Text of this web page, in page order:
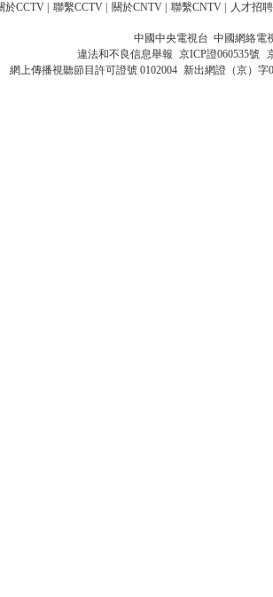
於CCTV 聯繫CCTV 關於CNTV 聯繫CNTV 人才招聘
中國中央電視台 中國網絡電
違法和不良信息舉報 京ICP證060535號
網上傳播視聽節目許可證號 0102004 新出網證（京）